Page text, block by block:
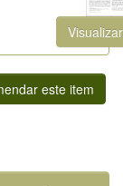
este item